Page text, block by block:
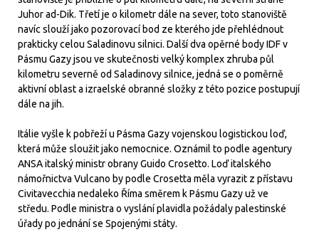
Juhor ad-Dik. Třetí je o kilometr dále na sever, toto stanoviště
navíc slouží jako pozorovací bod ze kterého jde přehlédnout
prakticky celou Saladinovu silnici. Další dva opěrné body IDF v
Pásmu Gazy jsou ve skutečnosti velký komplex zhruba půl
kilometru severně od Saladinovy silnice, jedná se o poměrně
aktivní oblast a izraelské obranné složky z této pozice postupují
dále na jih.
Itálie vyšle k pobřeží u Pásma Gazy vojenskou logistickou loď,
která může sloužit jako nemocnice. Oznámil to podle agentury
ANSA italský ministr obrany Guido Crosetto. Loď italského
námořnictva Vulcano by podle Crosetta měla vyrazit z přístavu
Civitavecchia nedaleko Říma směrem k Pásmu Gazy už ve
středu. Podle ministra o vyslání plavidla požádaly palestinské
úřady po jednání se Spojenými státy.